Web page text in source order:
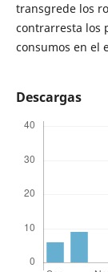
transgrede los
contrarresta los
consumos en el
Descargas